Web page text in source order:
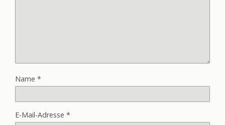
Name *
E-Mail-Adresse *